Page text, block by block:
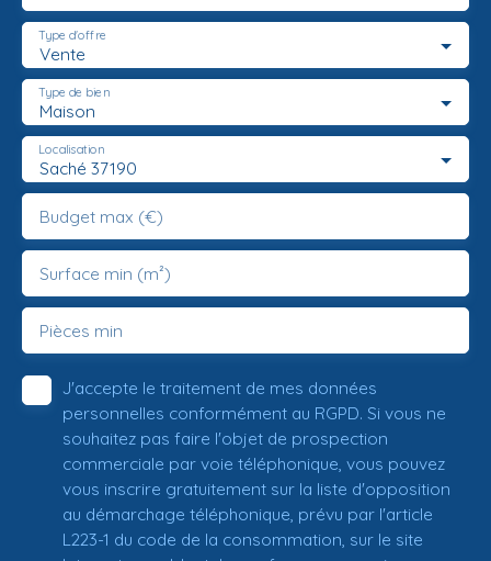
Vente
Type d'offre
Maison
Type de bien
Saché 37190
Localisation
Budget max (€)
Surface min (m²)
Pièces min
J'accepte le traitement de mes données
personnelles conformément au RGPD. Si vous ne
souhaitez pas faire l'objet de prospection
commerciale par voie téléphonique, vous pouvez
vous inscrire gratuitement sur la liste d'opposition
au démarchage téléphonique, prévu par l'article
L223-1 du code de la consommation, sur le site